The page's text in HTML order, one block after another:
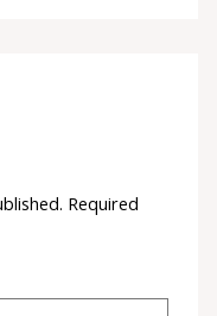
Required